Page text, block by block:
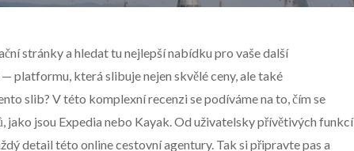
stránky a hledat tu nejlepší nabídku pro vaše další
platformu, která slibuje nejen skvělé ceny, ale také
slib? V této komplexní recenzi se podíváme na to, čím se
jako jsou Expedia nebo Kayak. Od uživatelsky přívětivých funkcí
detail této online cestovní agentury. Tak si připravte pas a